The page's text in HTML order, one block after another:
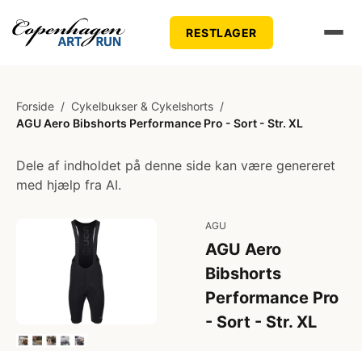
RESTLAGER
Forside / Cykelbukser & Cykelshorts /
AGU Aero Bibshorts Performance Pro - Sort - Str. XL
Dele af indholdet på denne side kan være genereret
med hjælp fra AI.
AGU
AGU Aero
Bibshorts
Performance Pro
- Sort - Str. XL